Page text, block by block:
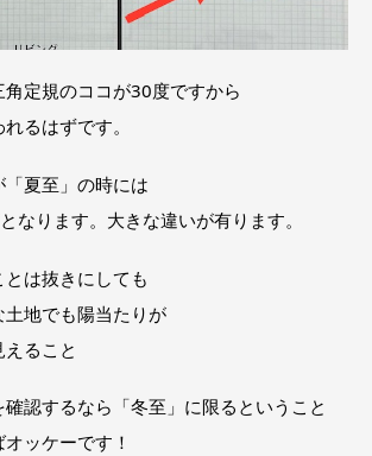
定規のココが30度ですから
るはずです。
夏至」の時には
なります。大きな違いが有ります。
は抜きにしても
土地でも陽当たりが
ること
認するなら「冬至」に限るということ
ッケーです！